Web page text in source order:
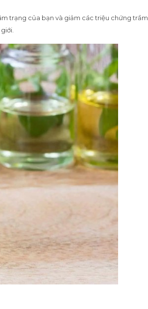
trạng của bạn và giảm các triệu chứng trầm